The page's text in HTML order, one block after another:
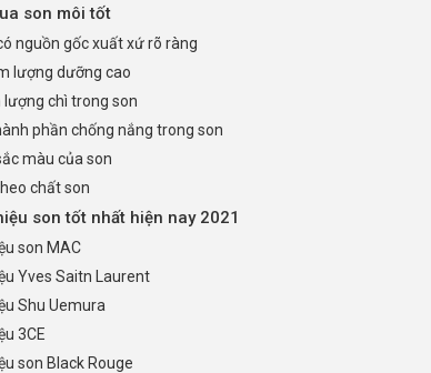
son môi tốt
nguồn gốc xuất xứ rõ ràng
lượng dưỡng cao
lượng chì trong son
phần chống nắng trong son
màu của son
chất son
son tốt nhất hiện nay 2021
son MAC
Yves Saitn Laurent
Shu Uemura
3CE
son Black Rouge